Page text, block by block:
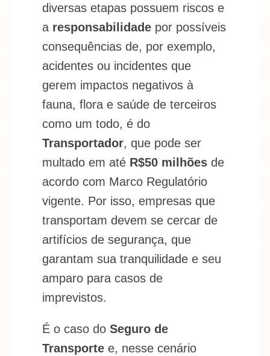
diversas etapas possuem riscos e
a responsabilidade por possíveis
consequências de, por exemplo,
acidentes ou incidentes que
gerem impactos negativos à
fauna, flora e saúde de terceiros
como um todo, é do
Transportador, que pode ser
multado em até R$50 milhões de
acordo com Marco Regulatório
vigente. Por isso, empresas que
transportam devem se cercar de
artifícios de segurança, que
garantam sua tranquilidade e seu
amparo para casos de
imprevistos.
É o caso do Seguro de
Transporte e, nesse cenário